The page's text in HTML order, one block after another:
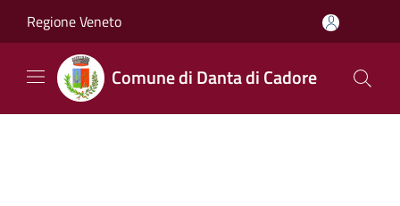
Regione Veneto
Comune di Danta di Cadore